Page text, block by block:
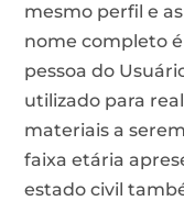
mesmo perfil e
nome completo
pessoa do
utilizado para
materiais a
faixa etária
estado civil